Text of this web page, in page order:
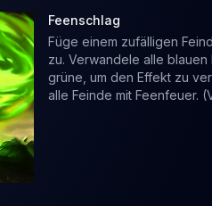
Feenschlag
Füge einem zufälligen
zu. Verwandele alle blauen
grüne, um den Effekt zu
alle Feinde mit Feenfeuer.